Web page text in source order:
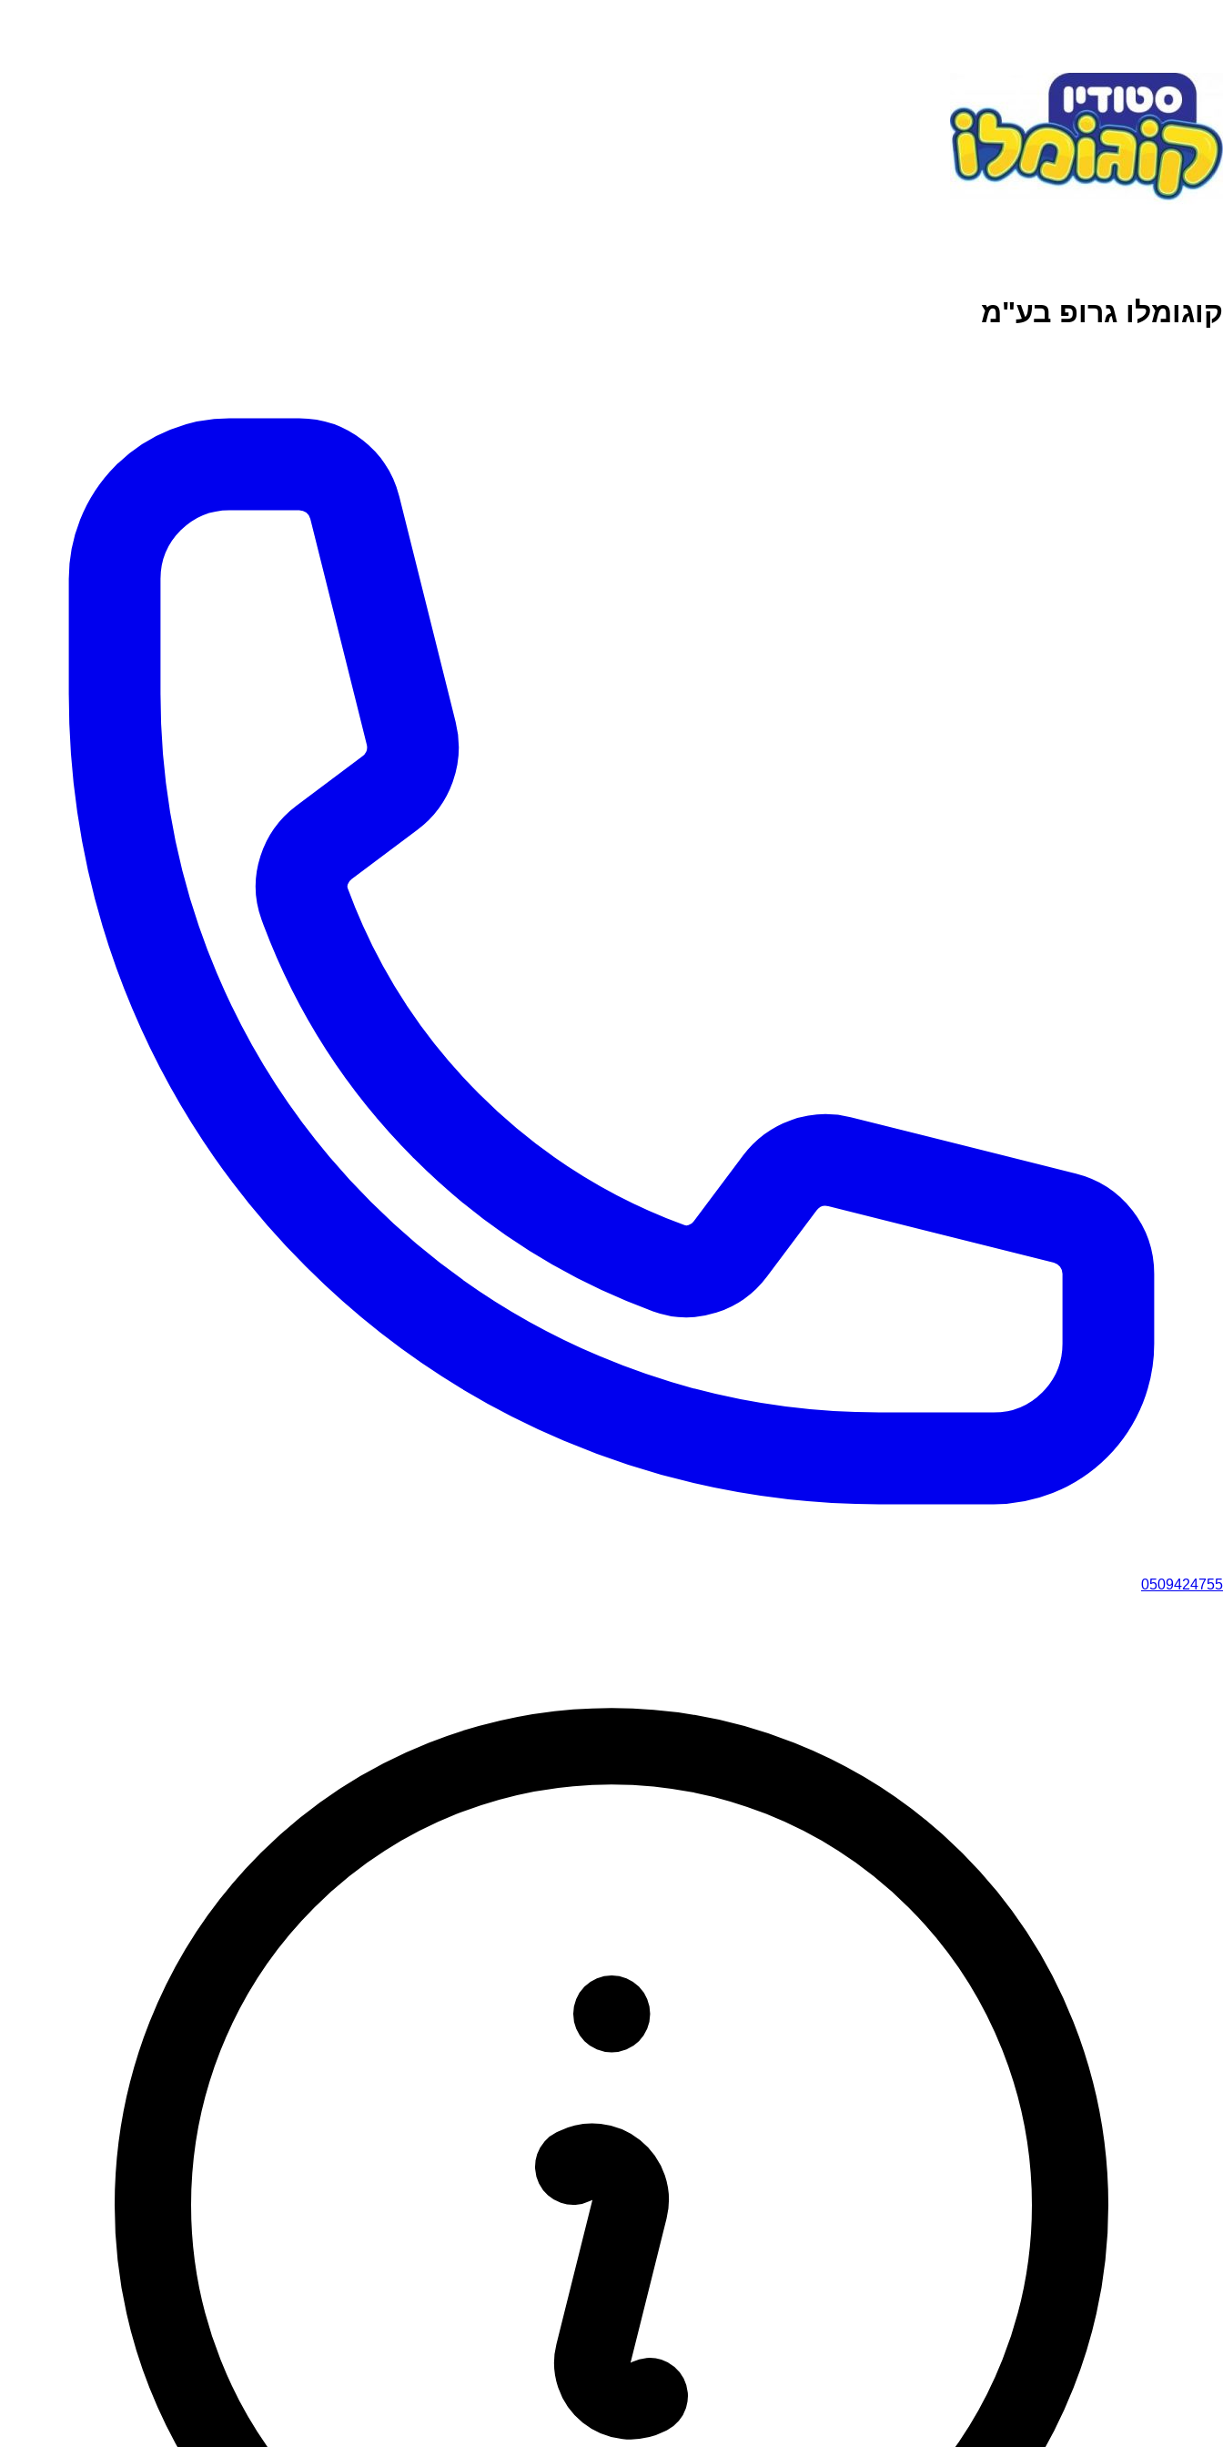
קוגומלו גרופ בע"מ
0509424755